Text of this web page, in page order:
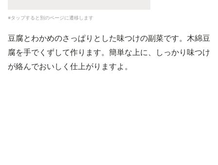
※タップすると別のページに遷移します
豆腐とわかめのさっぱりとした味つけの副菜です。木綿豆
腐を手でくずして作ります。簡単な上に、しっかり味つけ
が絡んでおいしく仕上がりますよ。